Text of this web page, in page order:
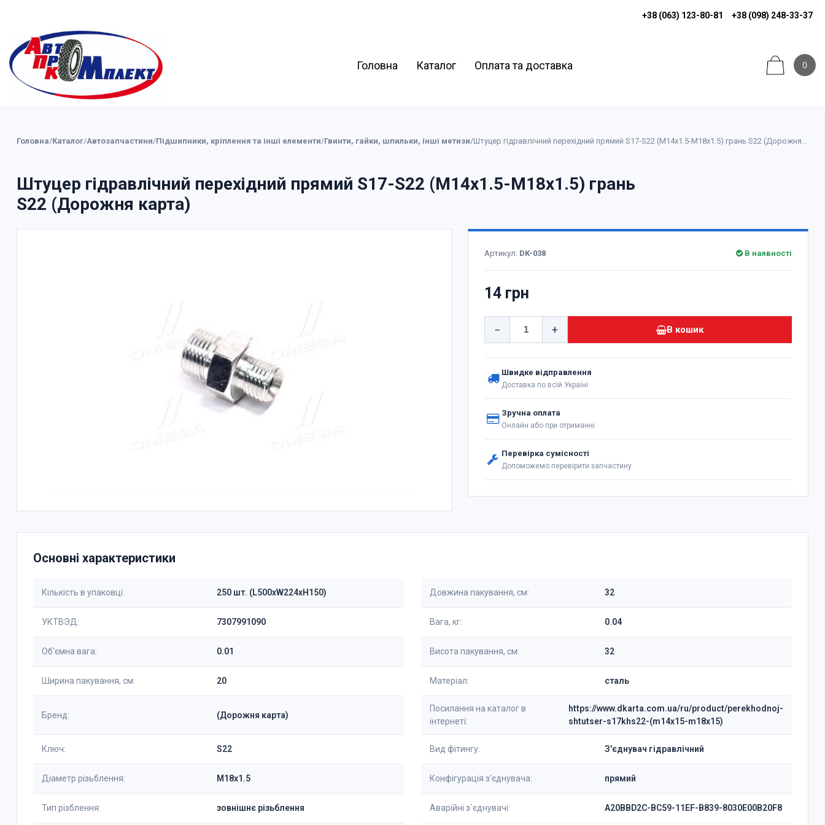
+38 (063) 123-80-81 +38 (098) 248-33-37
Головна Каталог Оплата та доставка 0
Головна/Каталог/Автозапчастини/Підшипники, кріплення та інші елементи/Гвинти, гайки, шпильки, інші метизи/ Штуцер гідравлічний перехідний прямий S17-S22 (М14х1.5-М18х1.5) грань S22 (Дорожня карта)
Штуцер гідравлічний перехідний прямий S17-S22 (М14х1.5-М18х1.5) грань
S22 (Дорожня карта)
Артикул: DK-038 В наявності
14 грн
− + В кошик
Швидке відправлення
Доставка по всій Україні
Зручна оплата
Онлайн або при отриманні
Перевірка сумісності
Допоможемо перевірити запчастину
Основні характеристики
Кількість в упаковці: 250 шт. (L500xW224xH150) Довжина пакування, см: 32
УКТВЭД: 7307991090 Вага, кг: 0.04
Об'ємна вага: 0.01 Висота пакування, см: 32
Ширина пакування, см: 20 Матеріал: сталь
Бренд: (Дорожня карта)
Посилання на каталог в
інтернеті:
https://www.dkarta.com.ua/ru/product/perekhodnoj-
shtutser-s17khs22-(m14x15-m18x15)
Ключ: S22 Вид фітингу: З'єднувач гідравлічний
Діаметр різьблення: М18х1.5 Конфігурація з'єднувача: прямий
Тип різблення: зовнішнє різьблення Аварійні з`єднувачі: A20BBD2C-BC59-11EF-B839-8030E00B20F8